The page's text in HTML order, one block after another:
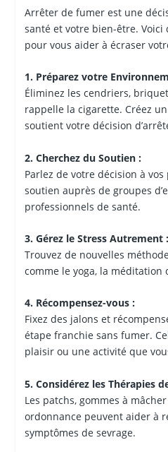
Arrêter de fumer est une
santé et votre bien-être. Voici
pour vous aider à écraser
1. Préparez votre
Éliminez les cendriers,
rappelle la cigarette. Créez
soutient votre décision
2. Cherchez du Soutien :
Parlez de votre décision à
soutien auprès de groupes
professionnels de santé.
3. Gérez le Stress Autrement :
Trouvez de nouvelles
comme le yoga, la méditation
4. Récompensez-vous :
Fixez des jalons et
étape franchie sans fumer.
plaisir ou une activité que
5. Considérez les Thérapies
Les patchs, gommes à
ordonnance peuvent aider à
symptômes de sevrage.